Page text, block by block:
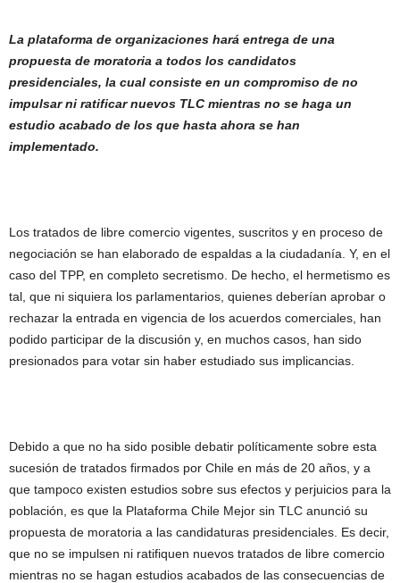
La plataforma de organizaciones hará entrega de una
propuesta de moratoria a todos los candidatos
presidenciales, la cual consiste en un compromiso de no
impulsar ni ratificar nuevos TLC mientras no se haga un
estudio acabado de los que hasta ahora se han
implementado.
Los tratados de libre comercio vigentes, suscritos y en proceso de
negociación se han elaborado de espaldas a la ciudadanía. Y, en el
caso del TPP, en completo secretismo. De hecho, el hermetismo es
tal, que ni siquiera los parlamentarios, quienes deberían aprobar o
rechazar la entrada en vigencia de los acuerdos comerciales, han
podido participar de la discusión y, en muchos casos, han sido
presionados para votar sin haber estudiado sus implicancias.
Debido a que no ha sido posible debatir políticamente sobre esta
sucesión de tratados firmados por Chile en más de 20 años, y a
que tampoco existen estudios sobre sus efectos y perjuicios para la
población, es que la Plataforma Chile Mejor sin TLC anunció su
propuesta de moratoria a las candidaturas presidenciales. Es decir,
que no se impulsen ni ratifiquen nuevos tratados de libre comercio
mientras no se hagan estudios acabados de las consecuencias de